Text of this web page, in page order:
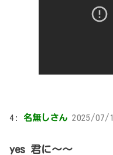
4: 名無しさん 2025/07/
yes 君に～～